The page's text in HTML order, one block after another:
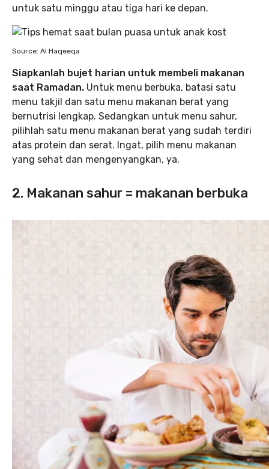
untuk satu minggu atau tiga hari ke depan.
Source: Al Haqeeqa
Siapkanlah bujet harian untuk membeli makanan
saat Ramadan. Untuk menu berbuka, batasi satu
menu takjil dan satu menu makanan berat yang
bernutrisi lengkap. Sedangkan untuk menu sahur,
pilihlah satu menu makanan berat yang sudah terdiri
atas protein dan serat. Ingat, pilih menu makanan
yang sehat dan mengenyangkan, ya.
2. Makanan sahur = makanan berbuka